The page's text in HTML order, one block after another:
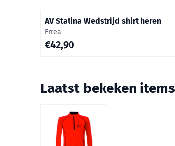
AV Statina Wedstrijd shirt heren
Merk:
Errea
Prijs: 42,90
€42,90
Laatst bekeken items